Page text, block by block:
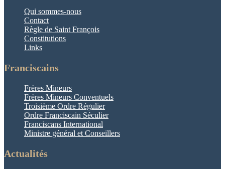
Qui sommes-nous
Contact
Règle de Saint François
Constitutions
Links
Franciscains
Frères Mineurs
Frères Mineurs Conventuels
Troisième Ordre Régulier
Ordre Franciscain Séculier
Franciscans International
Ministre général et Conseillers
Actualités